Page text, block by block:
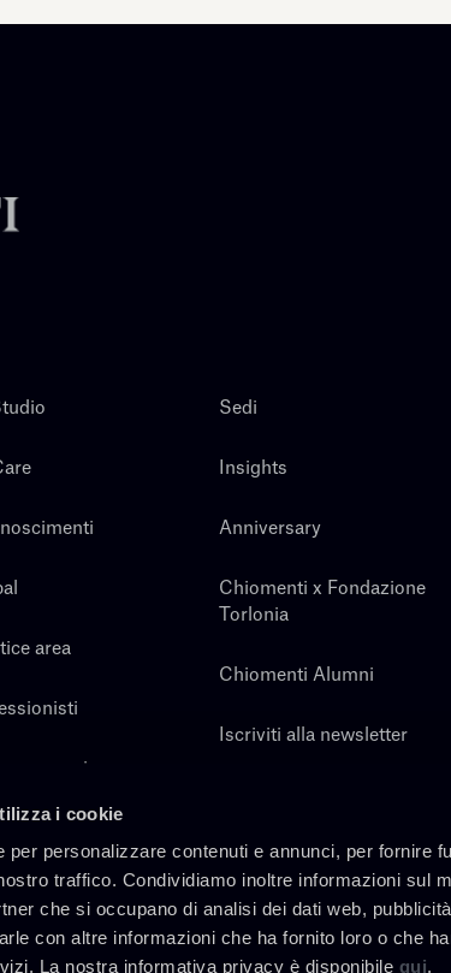
i cookie
per personalizzare contenuti e annunci, per fornire
traffico. Condividiamo inoltre informazioni sul
che si occupano di analisi dei dati web,
con altre informazioni che ha fornito loro o che
La nostra informativa privacy è disponibile qui.
area
con noi
Sedi
Insights
Anniversary
Chiomenti x Fondazione
Torlonia
Chiomenti Alumni
Iscriviti alla newsletter